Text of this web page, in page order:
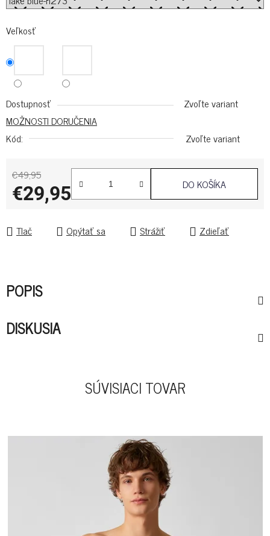
Veľkosť
Dostupnosť
Zvoľte variant
MOŽNOSTI DORUČENIA
Kód:
Zvoľte variant
€49,95
€29,95 DO KOŠÍKA
Tlač Opýtať sa Strážiť Zdieľať
POPIS
DISKUSIA
SÚVISIACI TOVAR